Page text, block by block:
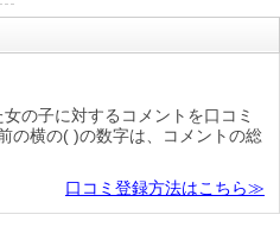
の子に対するコメントを口コミ
の横の( )の数字は、コメントの総
口コミ登録方法はこちら≫